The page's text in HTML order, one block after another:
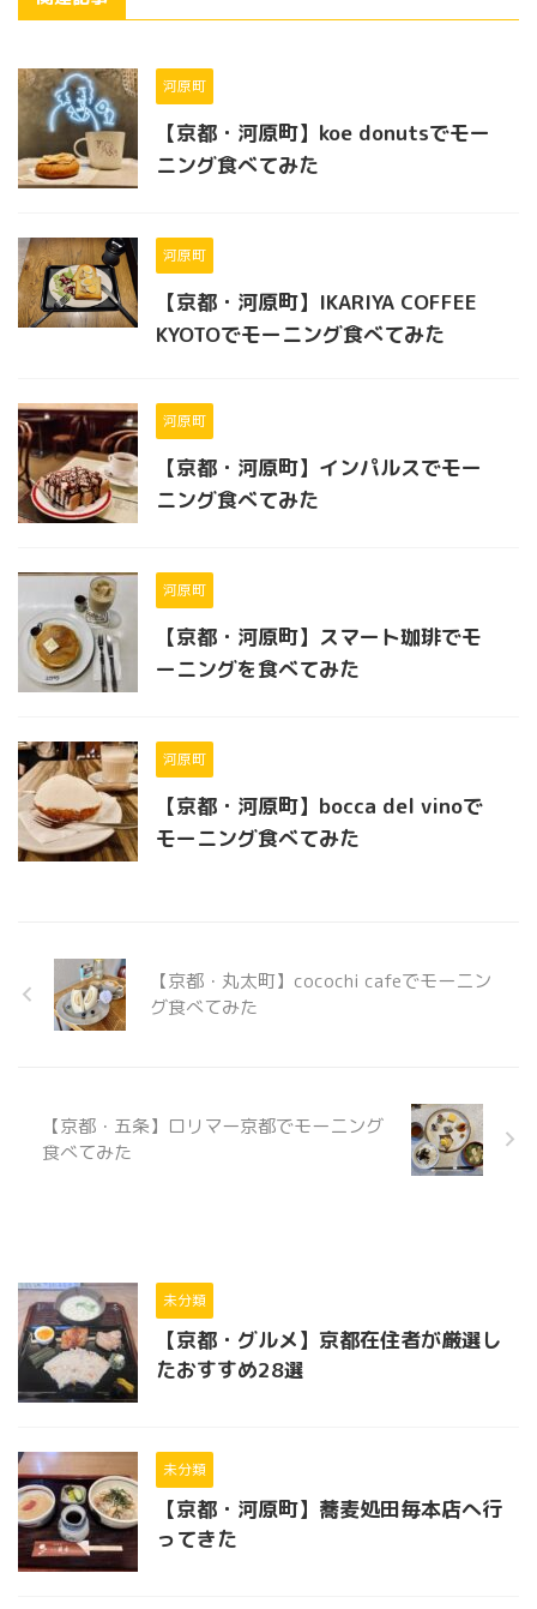
河原町
【京都・河原町】koe donutsでモー
ニング食べてみた
河原町
【京都・河原町】IKARIYA COFFEE
KYOTOでモーニング食べてみた
河原町
【京都・河原町】インパルスでモー
ニング食べてみた
河原町
【京都・河原町】スマート珈琲でモ
ーニングを食べてみた
河原町
【京都・河原町】bocca del vinoで
モーニング食べてみた
【京都・丸太町】cocochi cafeでモーニン
グ食べてみた
【京都・五条】ロリマー京都でモーニング
食べてみた
未分類
【京都・グルメ】京都在住者が厳選し
たおすすめ28選
未分類
【京都・河原町】蕎麦処田毎本店へ行
ってきた